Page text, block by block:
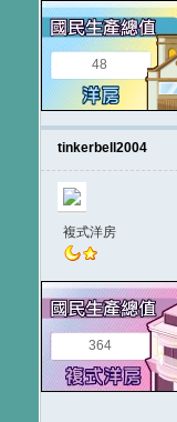
48
tinkerbell2004
複式洋房
364